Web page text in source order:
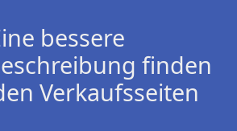
bessere
finden
Verkaufsseiten